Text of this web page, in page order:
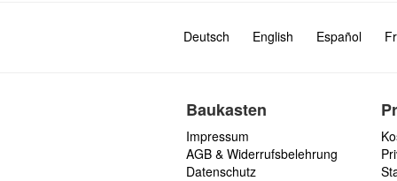
Deutsch English Español
Baukasten
Impressum
AGB & Widerrufsbelehrung
Datenschutz